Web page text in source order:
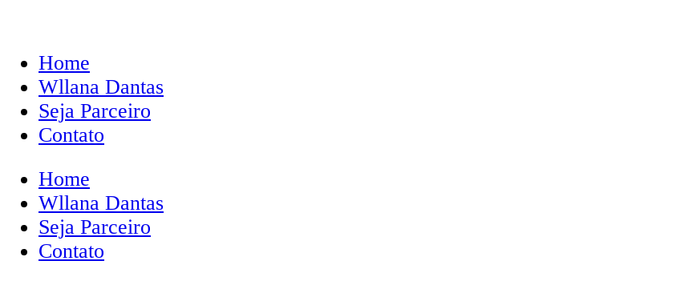
Home
Wllana Dantas
Seja Parceiro
Contato
Home
Wllana Dantas
Seja Parceiro
Contato